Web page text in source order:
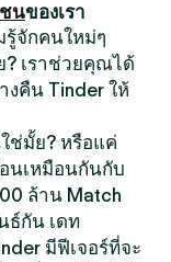
นของเรา
จักคนใหม่ๆ
เราช่วยคุณได้
งคืน Tinder ให้
ช่มั้ย? หรือแค่
นเหมือนกันกับ
ล้าน Match
ธ์กัน เดท
มีฟีเจอร์ที่จะ